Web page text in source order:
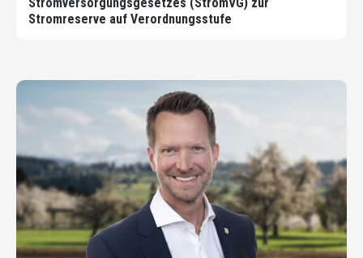
Stromreserve auf Verordnungsstufe